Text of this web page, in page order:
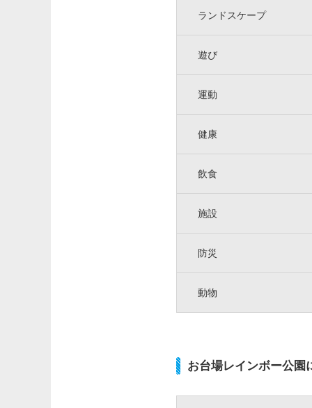
ランドスケープ
遊び
運動
健康
飲食
施設
防災
動物
お台場レインボー公園